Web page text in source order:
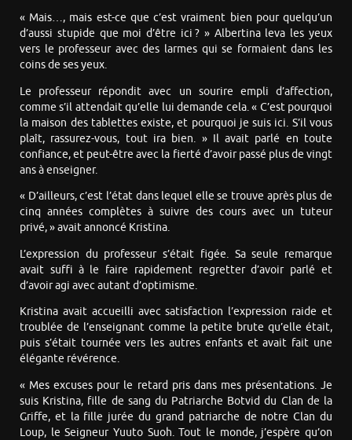
« Mais…, mais est-ce que c’est vraiment bien pour quelqu’un
d’aussi stupide que moi d’être ici ? » Albertina leva les yeux
vers le professeur avec des larmes qui se formaient dans les
coins de ses yeux.
Le professeur répondit avec un sourire empli d’affection,
comme s’il attendait qu’elle lui demande cela. « C’est pourquoi
la maison des tablettes existe, et pourquoi je suis ici. S’il vous
plaît, rassurez-vous, tout ira bien. » Il avait parlé en toute
confiance, et peut-être avec la fierté d’avoir passé plus de vingt
ans à enseigner.
« D’ailleurs, c’est l’état dans lequel elle se trouve après plus de
cinq années complètes à suivre des cours avec un tuteur
privé, » avait annoncé Kristina.
L’expression du professeur s’était figée. Sa seule remarque
avait suffi à le faire rapidement regretter d’avoir parlé et
d’avoir agi avec autant d’optimisme.
Kristina avait accueilli avec satisfaction l’expression raide et
troublée de l’enseignant comme la petite brute qu’elle était,
puis s’était tournée vers les autres enfants et avait fait une
élégante révérence.
« Mes excuses pour le retard pris dans mes présentations. Je
suis Kristina, fille de sang du Patriarche Botvid du Clan de la
Griffe, et la fille jurée du grand patriarche de notre Clan du
Loup, le Seigneur Yuuto Suoh. Tout le monde, j’espère qu’on